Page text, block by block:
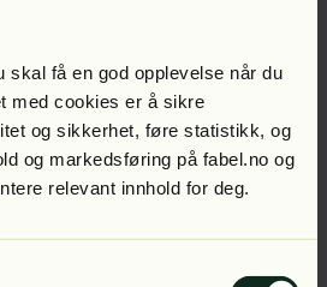
skal få en god opplevelse når du
med cookies er å sikre
og sikkerhet, føre statistikk, og
og markedsføring på fabel.no og
relevant innhold for deg.